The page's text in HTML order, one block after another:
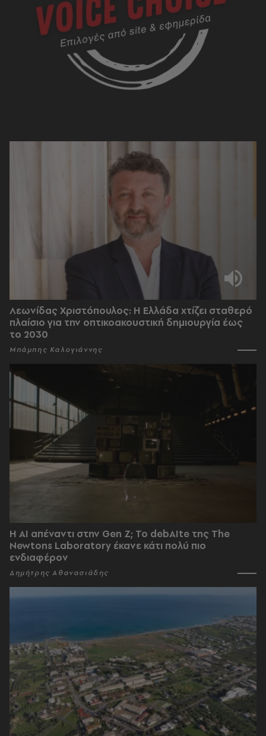
Λεωνίδας Χριστόπουλος: Η Ελλάδα χτίζει σταθερό
πλαίσιο για την οπτικοακουστική δημιουργία έως
το 2030
Μπάμπης Καλογιάννης
Η AI απέναντι στην Gen Z; Το debAIte της The
Newtons Laboratory έκανε κάτι πολύ πιο
ενδιαφέρον
Δημήτρης Αθανασιάδης